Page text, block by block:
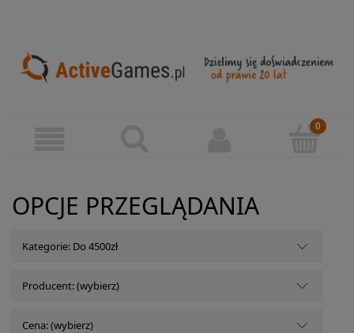
OPCJE PRZEGLĄDANIA
Kategorie: Do 4500zł
Producent: (wybierz)
Cena: (wybierz)